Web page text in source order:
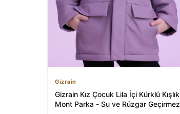
Gizrain
Gizrain Kız Çocuk Lila İçi Kürklü Kışlık
Mont Parka - Su ve Rüzgar Geçirmez